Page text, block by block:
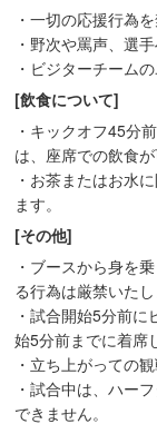
・一切の応援行為
・野次や罵声、選
・ビジターチーム
[飲食について]
・キックオフ45分
は、座席での飲食
・お茶またはお水
ます。
[その他]
・ブースから身を
る行為は厳禁いたし
・試合開始5分前
始5分前までに着席
・立ち上がっての
・試合中は、ハー
できません。